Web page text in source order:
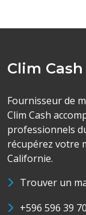
Clim
Fournisseur de
Clim Cash
professionnels
récupérez votre
Californie.
Trouver un
+596 596 39